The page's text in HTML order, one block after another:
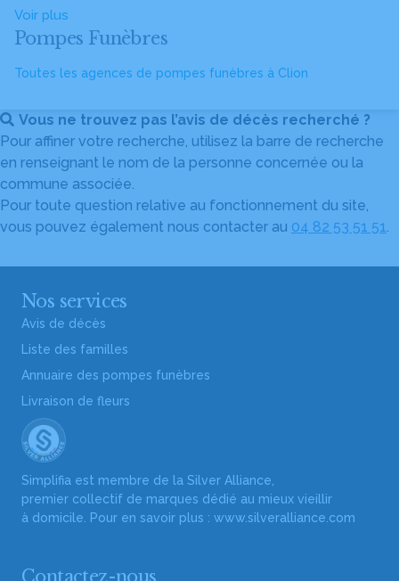
Voir plus
Pompes Funèbres
Toutes les agences de pompes funèbres à Clion
Vous ne trouvez pas l’avis de décès recherché ?
Pour affiner votre recherche, utilisez la barre de recherche
en renseignant le nom de la personne concernée ou la
commune associée.
Pour toute question relative au fonctionnement du site,
vous pouvez également nous contacter au 04 82 53 51 51.
Nos services
Avis de décès
Liste des familles
Annuaire des pompes funèbres
Livraison de fleurs
Simplifia est membre de la Silver Alliance,
premier collectif de marques dédié au mieux vieillir
à domicile. Pour en savoir plus : www.silveralliance.com
Contactez-nous